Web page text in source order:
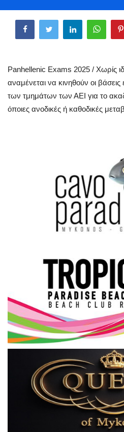
Entertainment
Arts & Culture
Mykonos Ticker TV
Sport
Σεβασμιώτατος Δωρόθεος Β’
Cost Of Living Crisis
Opinion + Analysis
L’Art des Sens
All News
Local Elections 2023
Panhellenic Exams 2025 / Χωρίς
αναμένεται να κινηθούν οι
των τμημάτων των ΑΕΙ για το
όποιες ανοδικές ή καθοδικές